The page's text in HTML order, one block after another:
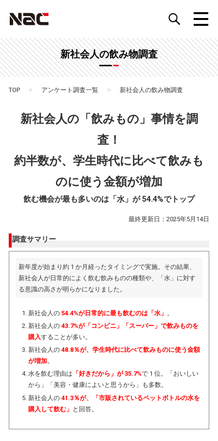
新社会人の飲み物調査
TOP > アンケート調査一覧 > 新社会人の飲み物調査
新社会人の「飲みもの」事情を調
査！
約半数が、学生時代に比べて飲みも
のに使う金額が増加
飲む機会が最も多いのは「水」が 54.4%でトップ
最終更新日：2025年5月14日
調査サマリー
新年度が始まり約 1 か月経ったタイミングで実施。その結果、
新社会人が日常的によく飲む飲みものの種類や、「水」に対す
る意識の高さが明らかになりました。
新社会人の 54.4%が日常的に最も飲むのは「水」 。
新社会人の 43.7%が「コンビニ」「スーパー」で飲みものを
購入することが多い。
新社会人の 48.8％が、学生時代に比べて飲みものに使う金額
が増加。
水を飲む理由は 「好きだから」が 35.7%で 1 位。「おいしい
から」「美容・健康によいと思うから」も多数。
新社会人の41.3％が、「市販されているペットボトルの水を
購入して飲む」 と回答。